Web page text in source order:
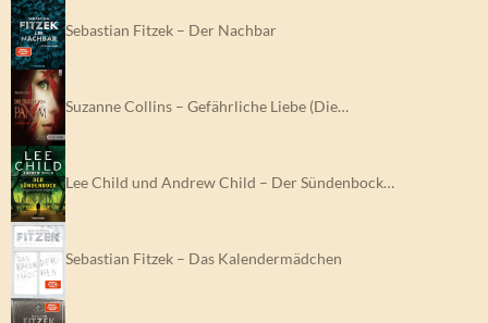
Sebastian Fitzek – Der Nachbar
Suzanne Collins – Gefährliche Liebe (Die…
Lee Child und Andrew Child – Der Sündenbock…
Sebastian Fitzek – Das Kalendermädchen